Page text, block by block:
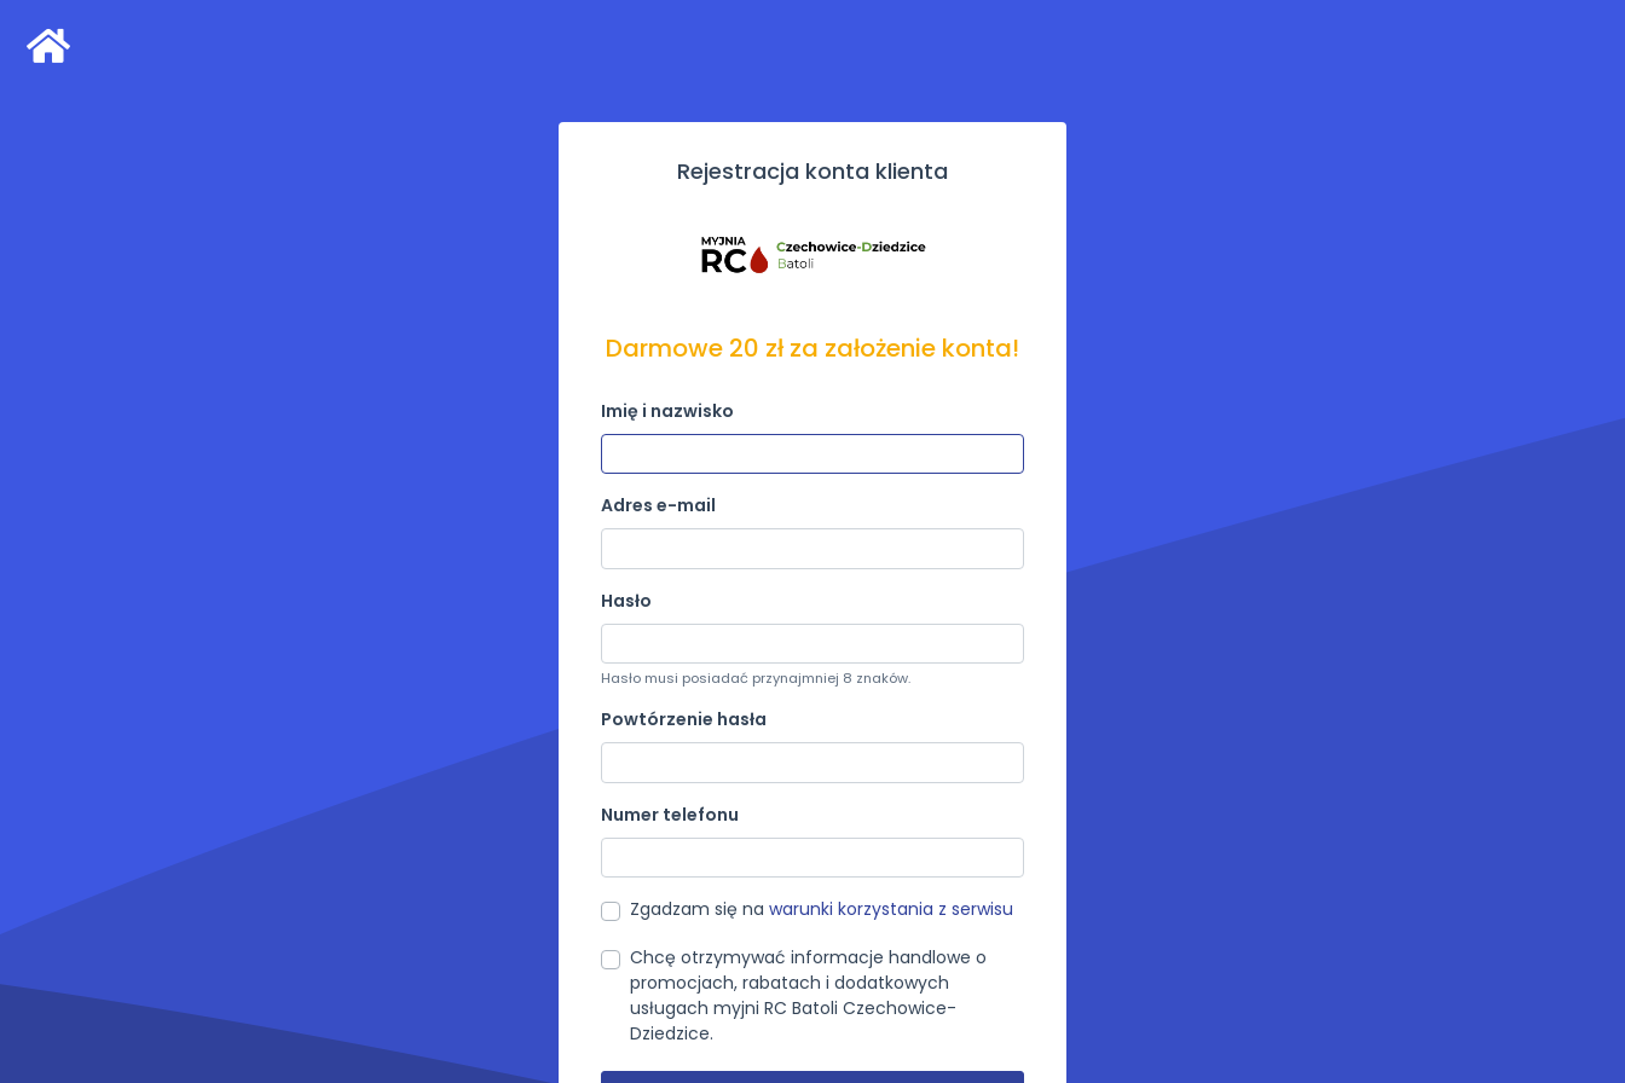
Rejestracja konta klienta
Darmowe 20 zł za założenie konta!
Imię i nazwisko
Adres e-mail
Hasło
Hasło musi posiadać przynajmniej 8 znaków.
Powtórzenie hasła
Numer telefonu
Zgadzam się na warunki korzystania z serwisu
Chcę otrzymywać informacje handlowe o
promocjach, rabatach i dodatkowych
usługach myjni RC Batoli Czechowice-
Dziedzice.